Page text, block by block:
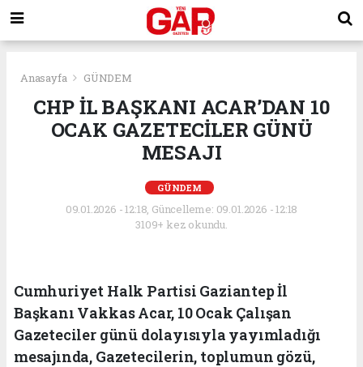
Anasayfa GÜNDEM
CHP İL BAŞKANI ACAR’DAN 10
OCAK GAZETECİLER GÜNÜ
MESAJI
GÜNDEM
09.01.2026 - 12:18, Güncelleme: 09.01.2026 - 12:18
3109+ kez okundu.
Cumhuriyet Halk Partisi Gaziantep İl
Başkanı Vakkas Acar, 10 Ocak Çalışan
Gazeteciler günü dolayısıyla yayımladığı
mesajında, Gazetecilerin, toplumun gözü,